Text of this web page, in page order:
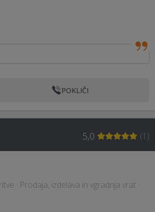
POKLIČI
5,0 (1 )
· Prodaja, izdelava in vgradnja vrat ·